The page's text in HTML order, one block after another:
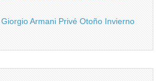
Armani Privé Otoño Invierno